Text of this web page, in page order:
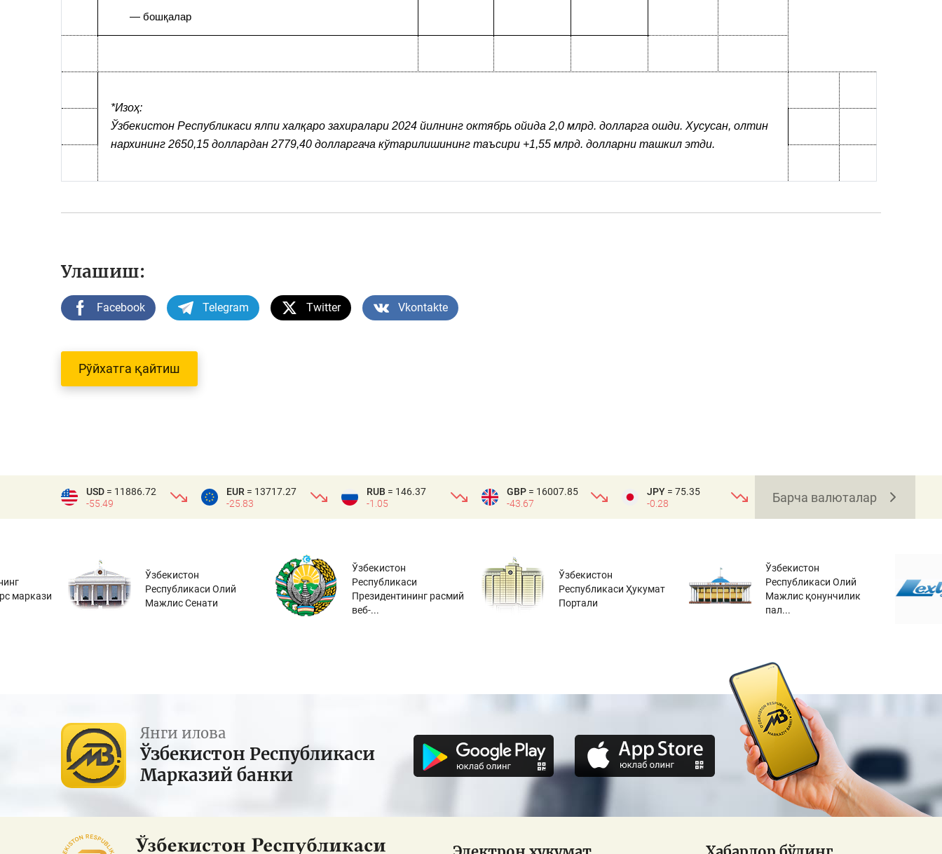
— бошқалар
*Изоҳ:
Ўзбекистон Республикаси ялпи халқаро захиралари 2024 йилнинг октябрь ойида 2,0 млрд. долларга ошди. Хусусан, олтин
нархининг 2650,15 доллардан 2779,40 долларгача кўтарилишининг таъсири +1,55 млрд. долларни ташкил этди.
Улашиш:
Facebook Telegram Twitter Vkontakte
Рўйхатга қайтиш
USD = 11886.72
-55.49
EUR = 13717.27
-25.83
RUB = 146.37
-1.05
GBP = 16007.85
-43.67
JPY = 75.35
-0.28
Барча валюталар
маркази
Ўзбекистон
Республикаси Олий
Мажлис Сенати
Ўзбекистон
Республикаси
Президентининг расмий
веб-...
Ўзбекистон
Республикаси Ҳукумат
Портали
Ўзбекистон
Республикаси Олий
Мажлис қонунчилик
пал...
Янги илова
Ўзбекистон Республикаси
Марказий банки